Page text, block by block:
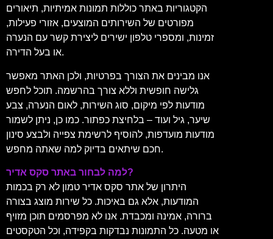
הקטגוריות באתר כוללות תמונות אמיתיות, תיאורים
מפורטים של השירותים המוצעים, אזורי פעילות,
זמינות, ומספרי טלפון ישירים ליצירת קשר עם הנערה
או בעל הדירה.
אנו מבינים את הצורך בפרטיות, ולכן האתר מאפשר
גלישה חופשית וללא צורך בהרשמה. תוכל לחפש
מודעות לפי מיקום, סוג השירות, לאום הנערה, צבע
שיער, גיל ועוד – בלחיצת כפתור. כמו כן, ניתן לשמור
מודעות מועדפות, להוסיף לרשימת צפייה ולבצע סינון
חכם שיתאים בדיוק למה שאתה מחפש.
למה לבחור באתר סקס אדיר?
היתרון של אתר סקס אדיר טמון לא רק בכמות
המודעות, אלא גם באיכות. כל שירות מוצג בצורה
ברורה, אמינה ומכבדת. אנו לא מפרסמים תוכן מזויף
או מטעה. כל התמונות נבדקות בקפידה, וכל הטקסטים